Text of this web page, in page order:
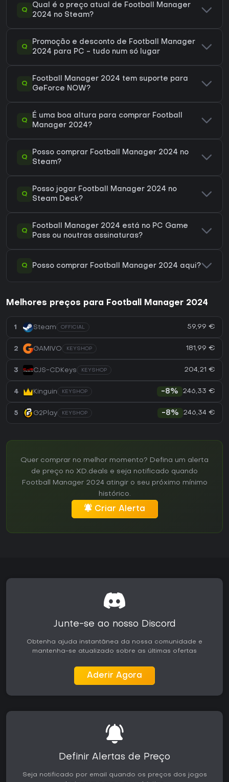
Q
Qual é o preço atual de Football Manager
2024 no Steam?
Q
Promoção e desconto de Football Manager
2024 para PC - tudo num só lugar
Q
Football Manager 2024 tem suporte para
GeForce NOW?
Q
É uma boa altura para comprar Football
Manager 2024?
Q
Posso comprar Football Manager 2024 no
Steam?
Q
Posso jogar Football Manager 2024 no
Steam Deck?
Q
Football Manager 2024 está no PC Game
Pass ou noutras assinaturas?
Q Posso comprar Football Manager 2024 aqui?
Melhores preços para Football Manager 2024
1 Steam OFFICIAL 59,99 €
2 GAMIVO KEYSHOP 181,99 €
3 CJS-CDKeys KEYSHOP 204,21 €
4 Kinguin KEYSHOP -8% 246,33 €
5 G2Play KEYSHOP -8% 246,34 €
Quer comprar no melhor momento? Defina um alerta
de preço no XD.deals e seja notificado quando
Football Manager 2024 atingir o seu próximo mínimo
histórico.
Criar Alerta
Junte-se ao nosso Discord
Obtenha ajuda instantânea da nossa comunidade e
mantenha-se atualizado sobre as últimas ofertas
Aderir Agora
Definir Alertas de Preço
Seja notificado por email quando os preços dos jogos